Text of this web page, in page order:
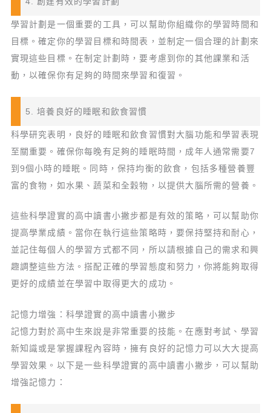
學習計劃是一個重要的工具，可以幫助你組織你的學習時間和
目標。確定你的學習目標和時間表，並制定一個合理的計劃來
實現這些目標。在制定計劃時，要考慮到你的其他課業和活
動，以確保你有足夠的時間來學習和復習。
5. 培養良好的睡眠和飲食習慣
科學研究表明，良好的睡眠和飲食習慣對大腦功能和學習表現
至關重要。確保你每晚有足夠的睡眠時間，成年人通常需要7
到9個小時的睡眠。同時，保持均衡的飲食，包括多種營養豐
富的食物，如水果、蔬菜和全穀物，以提供大腦所需的營養。
這些科學證實的高中讀書小撇步都是有效的策略，可以幫助你
提高學業成績。當你在執行這些策略時，要保持堅持和耐心，
並記住每個人的學習方式都不同，所以請根據自己的需求和興
趣調整這些方法。搭配正確的學習態度和努力，你將能夠取得
更好的成績並在學習中取得更大的成功。
記憶力增強：科學證實的高中讀書小撇步
記憶力對於高中生來說是非常重要的技能。在應對考試、學習
新知識或是掌握課程內容時，擁有良好的記憶力可以大大提高
學習效果。以下是一些科學證實的高中讀書小撇步，可以幫助
增強記憶力：